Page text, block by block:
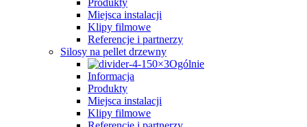
Produkty
Miejsca instalacji
Klipy filmowe
Referencje i partnerzy
Silosy na pellet drzewny
Ogólnie
Informacja
Produkty
Miejsca instalacji
Klipy filmowe